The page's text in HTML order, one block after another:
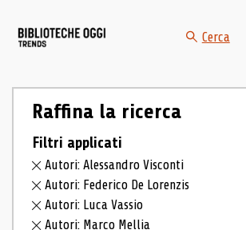
Cerca
Raffina la ricerca
Filtri applicati
Autori: Alessandro Visconti
Autori: Federico De Lorenzis
Autori: Luca Vassio
Autori: Marco Mellia